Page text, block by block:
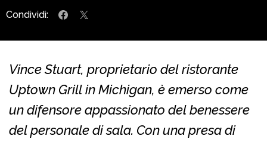
Condividi:
Vince Stuart, proprietario del ristorante
Uptown Grill in Michigan, è emerso come
un difensore appassionato del benessere
del personale di sala. Con una presa di